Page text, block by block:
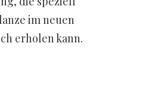
im neuen
erholen kann.